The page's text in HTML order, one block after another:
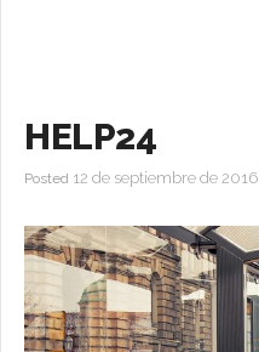
HELP24
Posted 12 de septiembre de 2016